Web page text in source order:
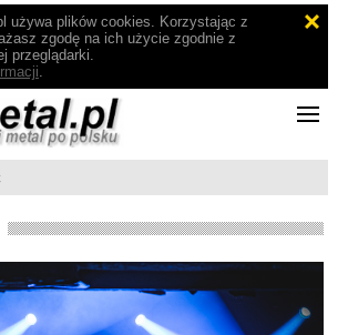
używa plików cookies. Korzystając z
zgodę na ich użycie zgodnie z
przeglądarki.
.